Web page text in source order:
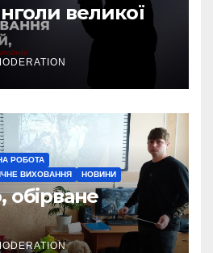
великої
РОБОТА
ВИХОВАННЯ
НОВИНИ
обірване